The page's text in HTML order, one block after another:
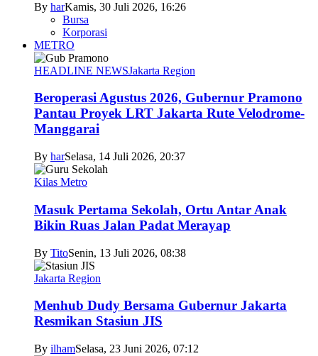
By harKamis, 30 Juli 2026, 16:26
Bursa
Korporasi
METRO
HEADLINE NEWSJakarta Region
Beroperasi Agustus 2026, Gubernur Pramono
Pantau Proyek LRT Jakarta Rute Velodrome-
Manggarai
By harSelasa, 14 Juli 2026, 20:37
Kilas Metro
Masuk Pertama Sekolah, Ortu Antar Anak
Bikin Ruas Jalan Padat Merayap
By TitoSenin, 13 Juli 2026, 08:38
Jakarta Region
Menhub Dudy Bersama Gubernur Jakarta
Resmikan Stasiun JIS
By ilhamSelasa, 23 Juni 2026, 07:12